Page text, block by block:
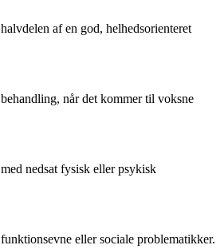
halvdelen af en god, helhedsorienteret
behandling, når det kommer til voksne
med nedsat fysisk eller psykisk
funktionsevne eller sociale problematikker.